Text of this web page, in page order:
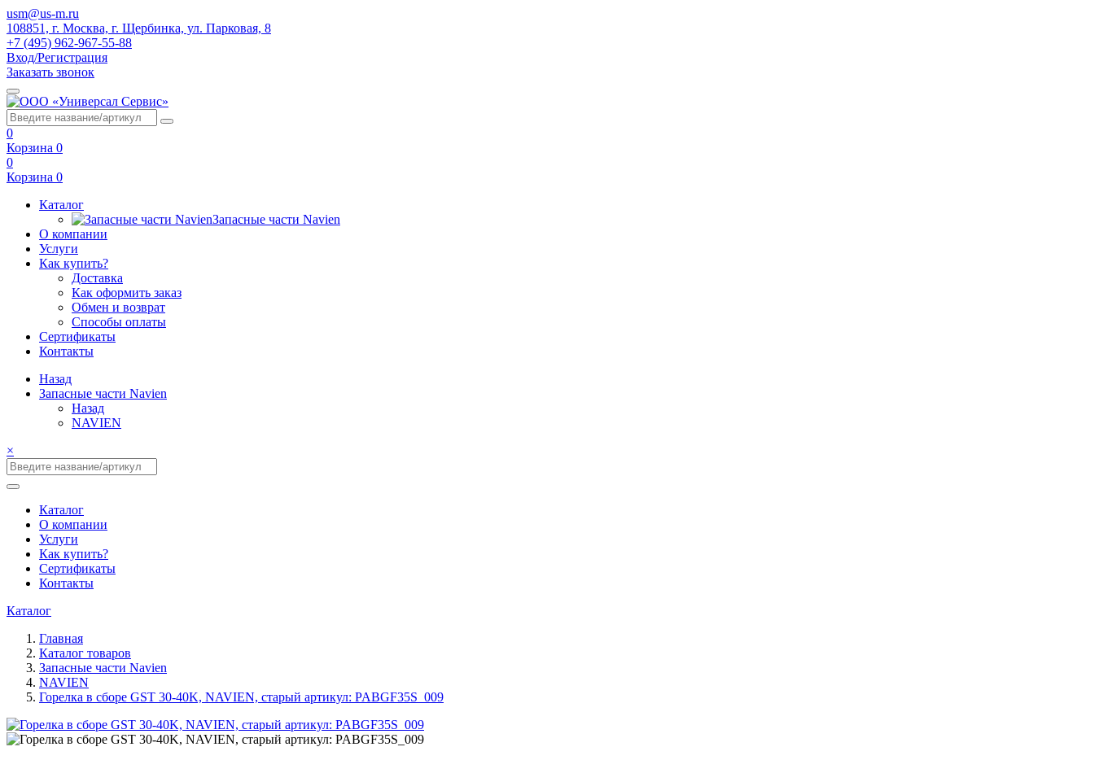
usm@us-m.ru
108851, г. Москва, г. Щербинка, ул. Парковая, 8
+7 (495) 962-967-55-88
Вход/Регистрация
Заказать звонок
0
Корзина 0
0
Корзина 0
Каталог
Запасные части Navien
О компании
Услуги
Как купить?
Доставка
Как оформить заказ
Обмен и возврат
Способы оплаты
Сертификаты
Контакты
Назад
Запасные части Navien
Назад
NAVIEN
×
Каталог
О компании
Услуги
Как купить?
Сертификаты
Контакты
Каталог
Главная
Каталог товаров
Запасные части Navien
NAVIEN
Горелка в сборе GST 30-40K, NAVIEN, старый артикул: PABGF35S_009